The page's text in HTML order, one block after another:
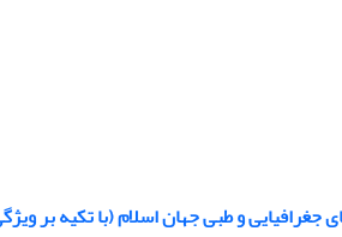
و طبی جهان اسلام (با تکیه بر